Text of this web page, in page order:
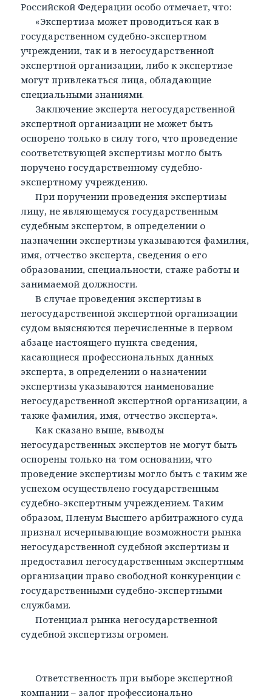
Российской Федерации особо отмечает, что:
«Экспертиза может проводиться как в
государственном судебно-экспертном
учреждении, так и в негосударственной
экспертной организации, либо к экспертизе
могут привлекаться лица, обладающие
специальными знаниями.
Заключение эксперта негосударственной
экспертной организации не может быть
оспорено только в силу того, что проведение
соответствующей экспертизы могло быть
поручено государственному судебно-
экспертному учреждению.
При поручении проведения экспертизы
лицу, не являющемуся государственным
судебным экспертом, в определении о
назначении экспертизы указываются фамилия,
имя, отчество эксперта, сведения о его
образовании, специальности, стаже работы и
занимаемой должности.
В случае проведения экспертизы в
негосударственной экспертной организации
судом выясняются перечисленные в первом
абзаце настоящего пункта сведения,
касающиеся профессиональных данных
эксперта, в определении о назначении
экспертизы указываются наименование
негосударственной экспертной организации, а
также фамилия, имя, отчество эксперта».
Как сказано выше, выводы
негосударственных экспертов не могут быть
оспорены только на том основании, что
проведение экспертизы могло быть с таким же
успехом осуществлено государственным
судебно-экспертным учреждением. Таким
образом, Пленум Высшего арбитражного суда
признал исчерпывающие возможности рынка
негосударственной судебной экспертизы и
предоставил негосударственным экспертным
организации право свободной конкуренции с
государственными судебно-экспертными
службами.
Потенциал рынка негосударственной
судебной экспертизы огромен.
Ответственность при выборе экспертной
компании – залог профессионально